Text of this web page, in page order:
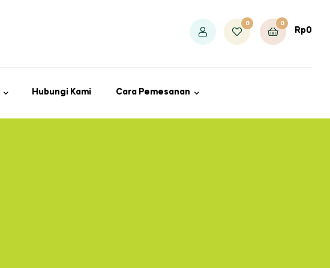
0 0
Rp0
Hubungi Kami Cara Pemesanan